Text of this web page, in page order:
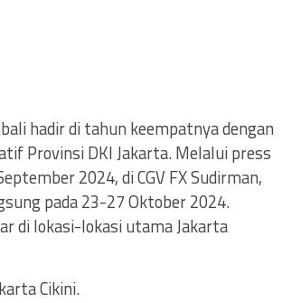
hadir di tahun keempatnya dengan
Provinsi DKI Jakarta. Melalui press
2024, di CGV FX Sudirman,
pada 23-27 Oktober 2024.
di lokasi-lokasi utama Jakarta
Cikini.